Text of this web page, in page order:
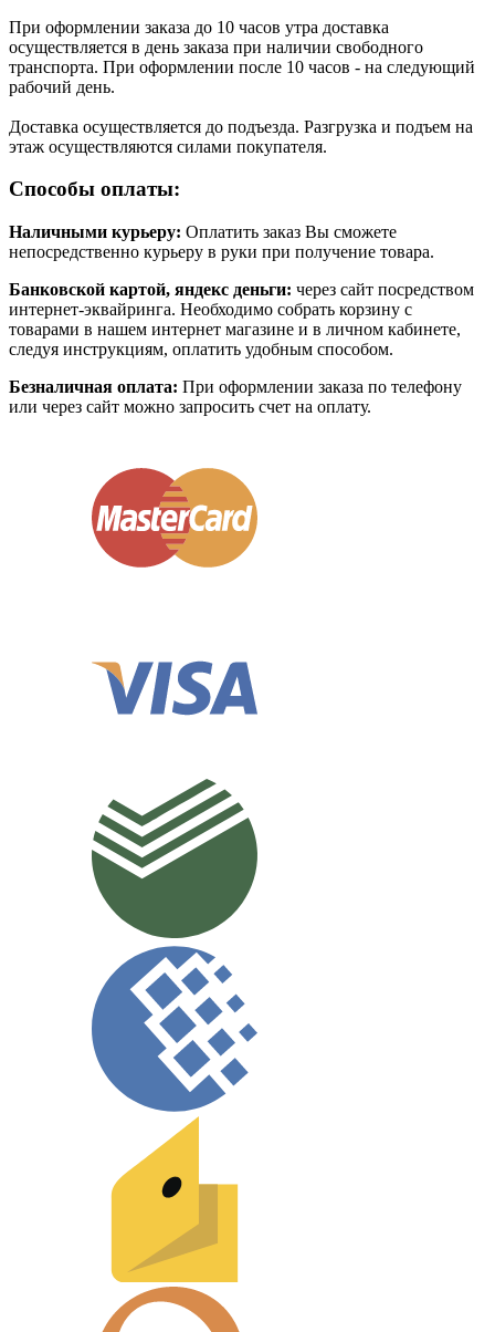
При оформлении заказа до 10 часов утра доставка
осуществляется в день заказа при наличии свободного
транспорта. При оформлении после 10 часов - на следующий
рабочий день.
Доставка осуществляется до подъезда. Разгрузка и подъем на
этаж осуществляются силами покупателя.
Способы оплаты:
Наличными курьеру: Оплатить заказ Вы сможете
непосредственно курьеру в руки при получение товара.
Банковской картой, яндекс деньги: через сайт посредством
интернет-эквайринга. Необходимо собрать корзину с
товарами в нашем интернет магазине и в личном кабинете,
следуя инструкциям, оплатить удобным способом.
Безналичная оплата: При оформлении заказа по телефону
или через сайт можно запросить счет на оплату.